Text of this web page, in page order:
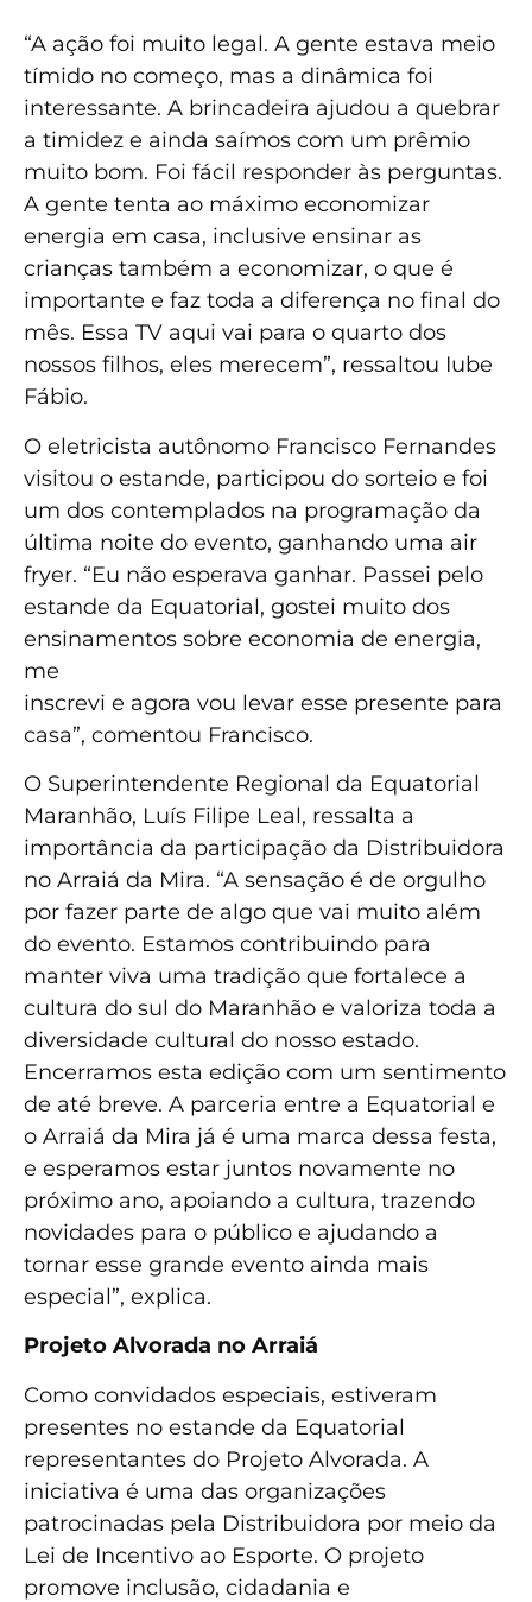
“A ação foi muito legal. A gente estava meio
tímido no começo, mas a dinâmica foi
interessante. A brincadeira ajudou a quebrar
a timidez e ainda saímos com um prêmio
muito bom. Foi fácil responder às perguntas.
A gente tenta ao máximo economizar
energia em casa, inclusive ensinar as
crianças também a economizar, o que é
importante e faz toda a diferença no final do
mês. Essa TV aqui vai para o quarto dos
nossos filhos, eles merecem”, ressaltou Iube
Fábio.
O eletricista autônomo Francisco Fernandes
visitou o estande, participou do sorteio e foi
um dos contemplados na programação da
última noite do evento, ganhando uma air
fryer. “Eu não esperava ganhar. Passei pelo
estande da Equatorial, gostei muito dos
ensinamentos sobre economia de energia,
me
inscrevi e agora vou levar esse presente para
casa”, comentou Francisco.
O Superintendente Regional da Equatorial
Maranhão, Luís Filipe Leal, ressalta a
importância da participação da Distribuidora
no Arraiá da Mira. “A sensação é de orgulho
por fazer parte de algo que vai muito além
do evento. Estamos contribuindo para
manter viva uma tradição que fortalece a
cultura do sul do Maranhão e valoriza toda a
diversidade cultural do nosso estado.
Encerramos esta edição com um sentimento
de até breve. A parceria entre a Equatorial e
o Arraiá da Mira já é uma marca dessa festa,
e esperamos estar juntos novamente no
próximo ano, apoiando a cultura, trazendo
novidades para o público e ajudando a
tornar esse grande evento ainda mais
especial”, explica.
Projeto Alvorada no Arraiá
Como convidados especiais, estiveram
presentes no estande da Equatorial
representantes do Projeto Alvorada. A
iniciativa é uma das organizações
patrocinadas pela Distribuidora por meio da
Lei de Incentivo ao Esporte. O projeto
promove inclusão, cidadania e